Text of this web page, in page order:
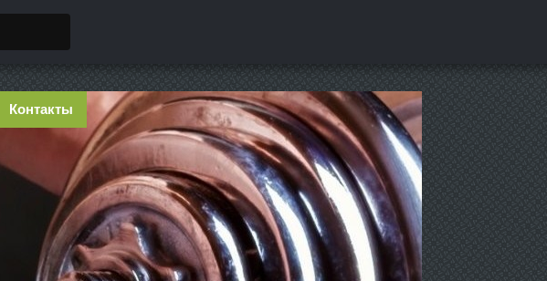
Контакты